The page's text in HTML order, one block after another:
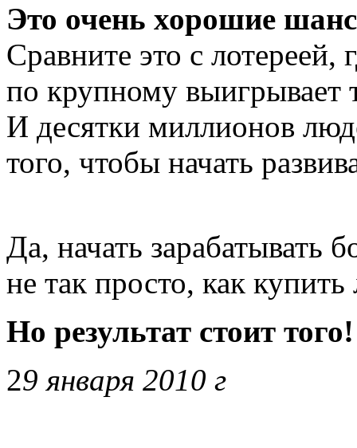
Это очень хорошие
Сравните это с
по крупному выигрывает
И десятки миллионов
того, чтобы начать
Да, начать зарабатывать
не так просто, как
Но результат стоит того!
29 января 2010 г